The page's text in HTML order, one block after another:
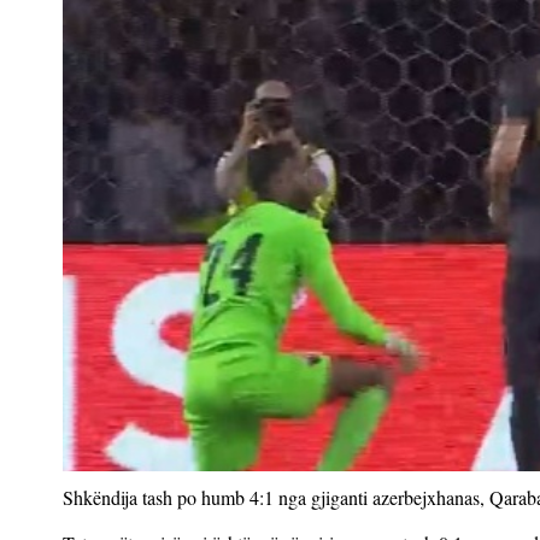
Shkëndija tash po humb 4:1 nga gjiganti azerbejxhanas,